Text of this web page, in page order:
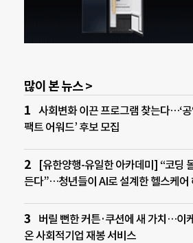
많이 본 뉴스 >
사회변화 이끈 프로그램 찾는다…‘
팩트 어워드’ 후보 모집
[유한양행-유일한 아카데미] “코딩
든다”…청년들이 AI로 설계한 헬스케어
버릴 뻔한 커튼·쿠션에 새 가치…이
온 사회적기업 재봉 서비스